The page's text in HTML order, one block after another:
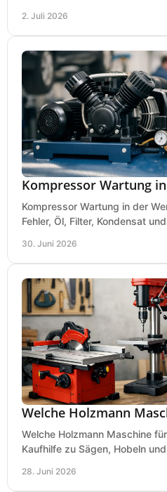
2. Juli 2026
Kompressor Wartung
Kompressor Wartung in der
Fehler, Öl, Filter, Kondensat
30. Juni 2026
Welche Holzmann
Welche Holzmann Maschine
Kaufhilfe zu Sägen, Hobeln
28. Juni 2026